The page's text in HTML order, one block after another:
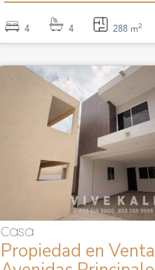
4 4 288 m2
Casa
Propiedad en